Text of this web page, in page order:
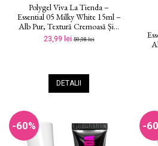
Polygel Viva La Tienda –
Essential 05 Milky White 15ml –
Alb Pur, Textură Cremoasă Și...
23,99 lei59,98 lei
DETALII
-60% -